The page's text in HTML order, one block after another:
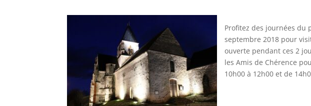
Profitez des journées du
septembre 2018 pour
ouverte pendant ces 2
les Amis de Chérence
10h00 à 12h00 et de